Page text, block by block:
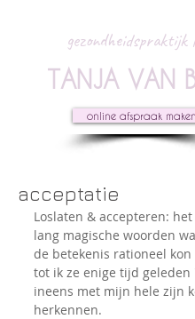
gezondheidspraktijk
TANJA VAN
online afspraak maken
acceptatie
Loslaten & accepteren:
lang magische woorden
de betekenis rationeel kon
tot ik ze enige tijd geleden
ineens met mijn hele zijn
herkennen.